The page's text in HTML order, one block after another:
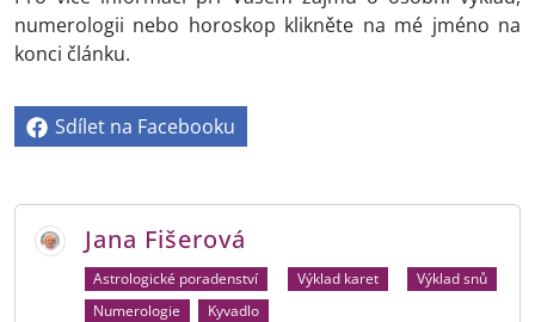
numerologii nebo horoskop klikněte na mé jméno na
konci článku.
Sdílet na Facebooku
Jana Fišerová
Astrologické poradenství Výklad karet
Výklad snů
Numerologie
Kyvadlo